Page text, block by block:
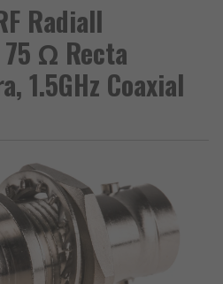
Radiall
Ω Recta
1.5GHz Coaxial